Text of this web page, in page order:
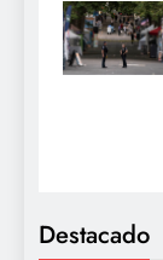
Destacado